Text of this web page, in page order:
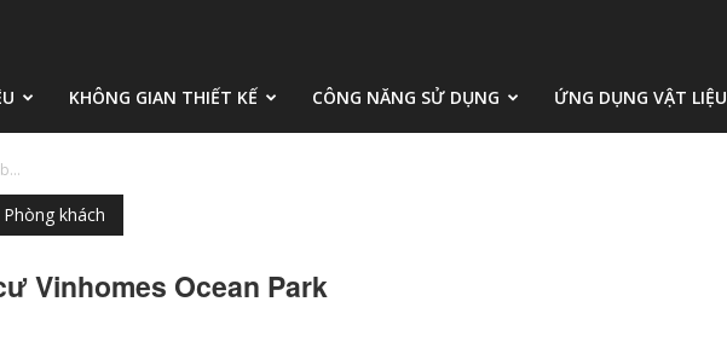
KHÔNG GIAN THIẾT KẾ CÔNG NĂNG SỬ DỤNG ỨNG DỤNG VẬT LIỆU
Phòng khách
Vinhomes Ocean Park